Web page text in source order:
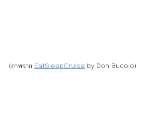
(ภาพจาก EatSleepCruise by Don Bucolo)